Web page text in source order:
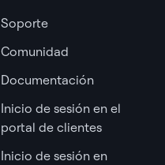
Soporte
Comunidad
Documentación
Inicio de sesión en el
portal de clientes
Inicio de sesión en